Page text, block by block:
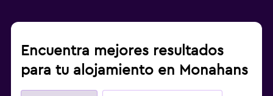
Encuentra mejores resultados
para tu alojamiento en Monahans